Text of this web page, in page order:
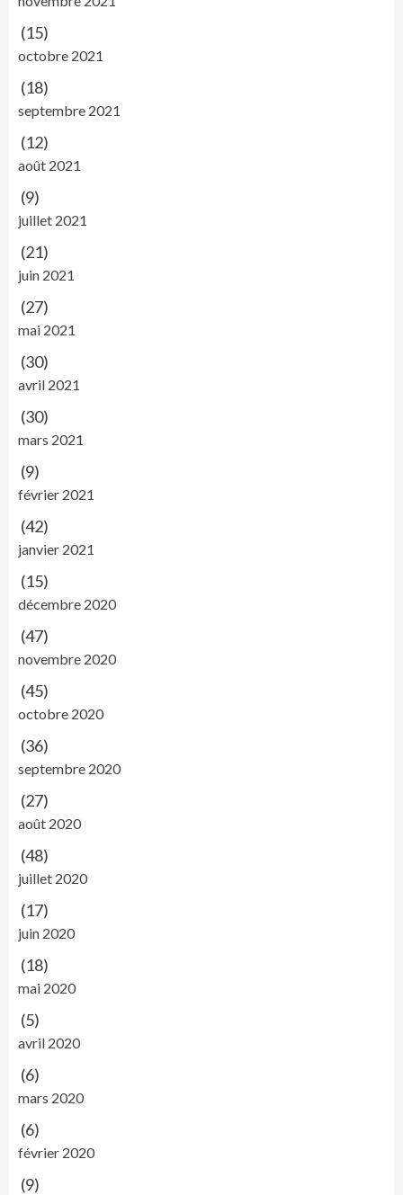
(15)
octobre 2021
(18)
septembre 2021
(12)
août 2021
(9)
juillet 2021
(21)
juin 2021
(27)
mai 2021
(30)
avril 2021
(30)
mars 2021
(9)
février 2021
(42)
janvier 2021
(15)
décembre 2020
(47)
novembre 2020
(45)
octobre 2020
(36)
septembre 2020
(27)
août 2020
(48)
juillet 2020
(17)
juin 2020
(18)
mai 2020
(5)
avril 2020
(6)
mars 2020
(6)
février 2020
(9)